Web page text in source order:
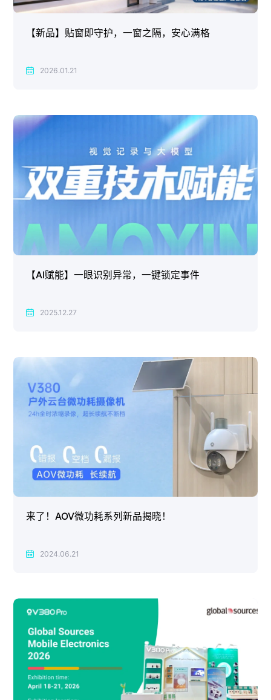
【新品】贴窗即守护，一窗之隔，安心满格
2026.01.21
【AI赋能】一眼识别异常，一键锁定事件
2025.12.27
来了！AOV微功耗系列新品揭晓！
2024.06.21